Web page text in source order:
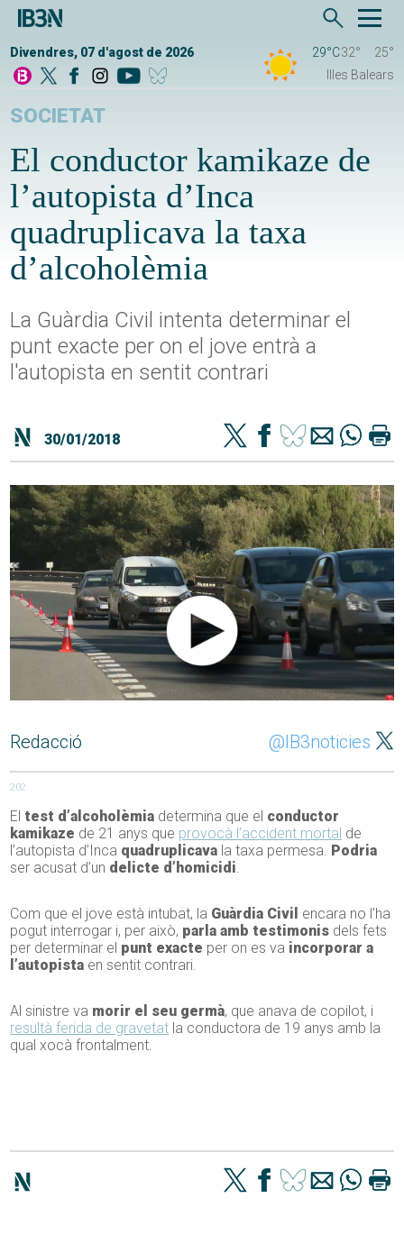
Divendres, 07 d'agost de 2026 29°C32°
25°
Illes Balears
SOCIETAT
El conductor kamikaze de
l’autopista d’Inca
quadruplicava la taxa
d’alcoholèmia
La Guàrdia Civil intenta determinar el
punt exacte per on el jove entrà a
l'autopista en sentit contrari
30/01/2018
Redacció @IB3noticies
202
El test d’alcoholèmia determina que el conductor
kamikaze de 21 anys que provocà l’accident mortal de
l’autopista d’Inca quadruplicava la taxa permesa. Podria
ser acusat d’un delicte d’homicidi.
Com que el jove està intubat, la Guàrdia Civil encara no l’ha
pogut interrogar i, per això, parla amb testimonis dels fets
per determinar el punt exacte per on es va incorporar a
l’autopista en sentit contrari.
Al sinistre va morir el seu germà, que anava de copilot, i
resultà ferida de gravetat la conductora de 19 anys amb la
qual xocà frontalment.